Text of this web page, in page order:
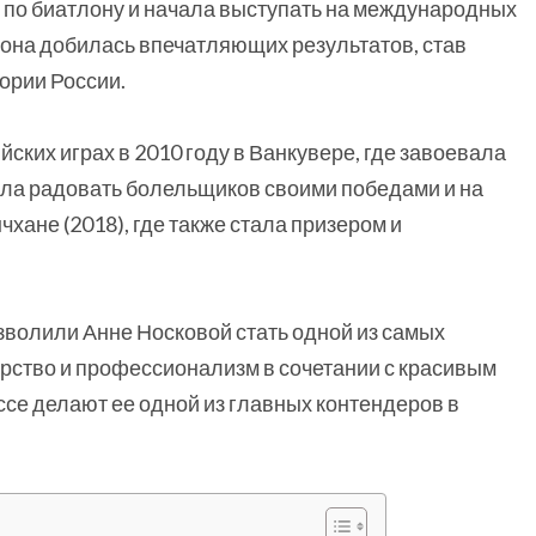
биатлону и начала выступать на международных
добилась впечатляющих результатов, став
России.
играх в 2010 году в Ванкувере, где завоевала
радовать болельщиков своими победами и на
(2018), где также стала призером и
Анне Носковой стать одной из самых
и профессионализм в сочетании с красивым
делают ее одной из главных контендеров в